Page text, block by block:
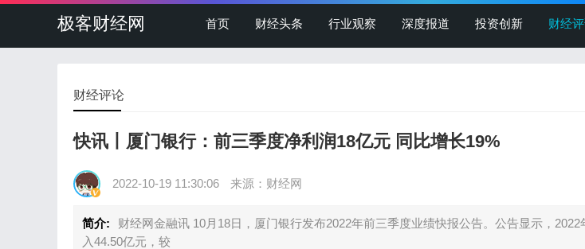
极客财经网 首页 财经头条 行业观察 深度报道 投资创新 财经
财经评论
快讯丨厦门银行：前三季度净利润18亿元 同比增长19%
2022-10-19 11:30:06 来源：财经网
简介:
财经网金融讯 10月18日，厦门银行发布2022年前三季度业绩快报公告。公告显示，
入44.50亿元，较